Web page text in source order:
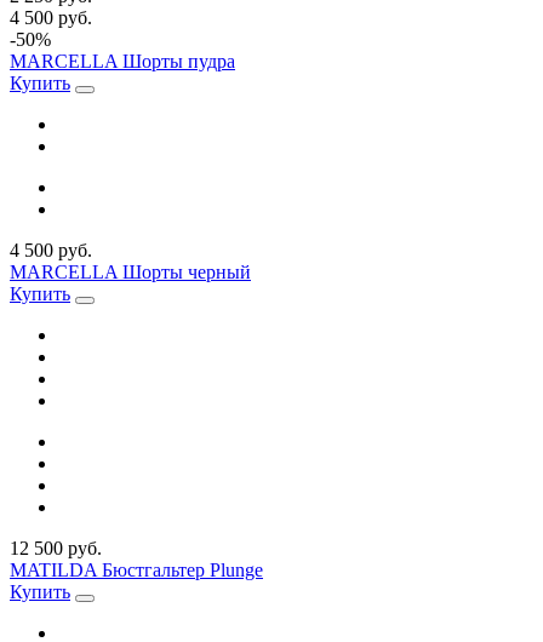
4 500 руб.
-50%
MARCELLA Шорты пудра
Купить
4 500 руб.
MARCELLA Шорты черный
Купить
12 500 руб.
MATILDA Бюстгальтер Plunge
Купить